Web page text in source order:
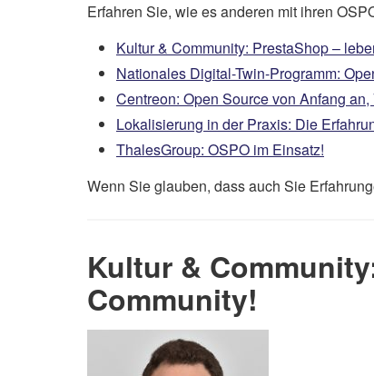
Erfahren Sie, wie es anderen mit ihren
Kultur & Community: PrestaShop –
Nationales Digital-Twin-Programm:
Centreon: Open Source von Anfang
Lokalisierung in der Praxis: Die
ThalesGroup: OSPO im Einsatz!
Wenn Sie glauben, dass auch Sie
Kultur &
Community!